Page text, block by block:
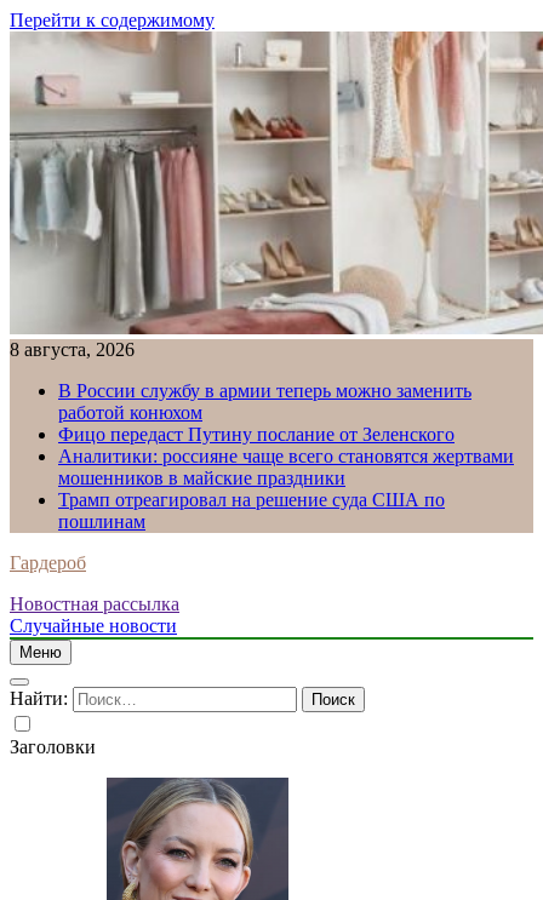
Перейти к содержимому
8 августа, 2026
В России службу в армии теперь можно заменить
работой конюхом
Фицо передаст Путину послание от Зеленского
Аналитики: россияне чаще всего становятся жертвами
мошенников в майские праздники
Трамп отреагировал на решение суда США по
пошлинам
Гардероб
Новостная рассылка
Случайные новости
Меню
Найти:
Заголовки